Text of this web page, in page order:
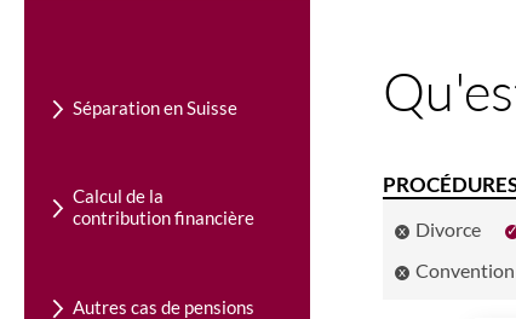
Séparation en Suisse
Calcul de la
contribution financière
Autres cas de pensions
Divorce